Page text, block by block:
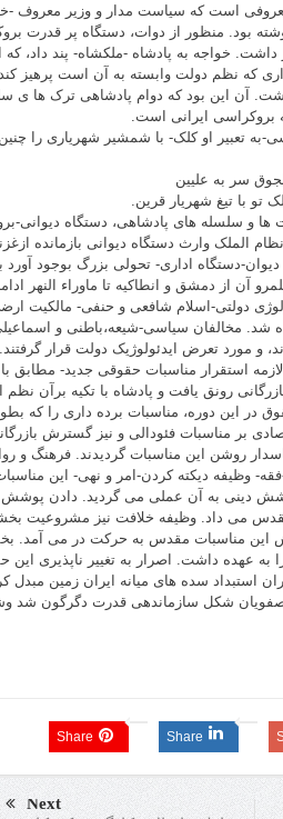
است که سیاست مدار و وزیر معروف -
بود. منظور از دوات، دستگاه پر قدرت
خواجه به پادشاه -ملکشاه- پند داد،
که نظم دولت وابسته به آن است پرهیز
آن این بود که دوام پادشاهی ترک ها ی
بروکراسی ایرانی است.
به تعبیر او کلک- با شمشیر شهریاری را
سر به علیین
با تیغ شهریار قرین.
ها و سلسله های پادشاهی، دستگاه دیوانی-
الملک وارث دستگاه دیوانی بازمانده
دستگاه اداری- تحولی بزرگ بوجود آورد
آن از دمشق و انطاکیه تا ماوراء النهر
بقولی 700.000نفری- ، ایدئولوژی دولتی-اسلام شافعی و حنفی-
شد. مخالفان سیاسی-شیعه،باطنی و
مورد تعرض ایدئولوژیک دولت قرار گرفتند.
استقرار مناسبات حقوقی جدید- مطابق
رونق یافت و پادشاه با تکیه برآن
این دوره، مناسبات برده داری را که
بر مناسبات فئودالی و نیز گسترش
روشن این مناسبات گردیدند. فرهنگ و
وظیفه دیکته کردن-امر و نهی- این
دینی به آن عملی می گردید. دادن پوشش
می داد. وظیفه خلافت نیز مشروعیت
این مناسبات مقدس به حرکت در می آمد.
به عهده داشت. اصرار به تغییر ناپذیری این
استبداد سده های میانه ایران زمین مبدل
صفویان شکل سازماندهی قدرت دگرگون شد
Share
Share
Next